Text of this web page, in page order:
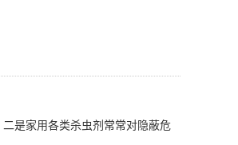
是家用各类杀虫剂常常对隐蔽危